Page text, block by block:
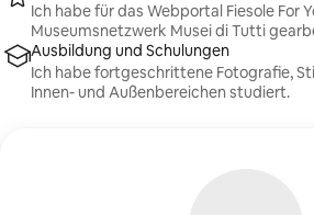
Ich habe für das Webportal Fiesole For
Museumsnetzwerk Musei di Tutti
Ausbildung und Schulungen
Ich habe fortgeschrittene Fotografie,
Innen- und Außenbereichen studiert.